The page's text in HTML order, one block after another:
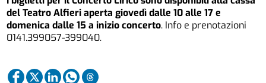
del Teatro Alfieri aperta giovedì dalle 10 alle 17 e
domenica dalle 15 a inizio concerto. Info e prenotazioni
0141.399057-399040.